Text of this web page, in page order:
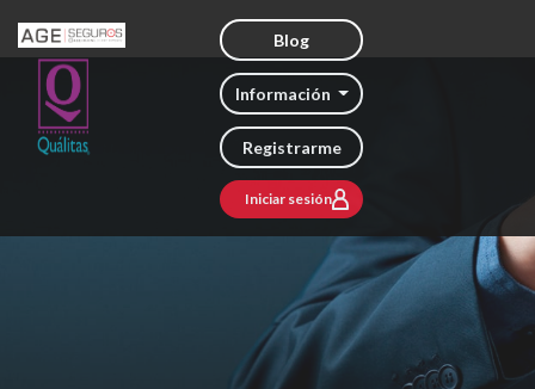
Blog
Información
Registrarme
Iniciar sesión